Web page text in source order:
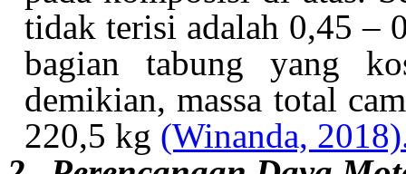
tidak terisi adalah 0,45 –
bagian tabung yang
demikian, massa total
220,5 kg (Winanda, 2018)